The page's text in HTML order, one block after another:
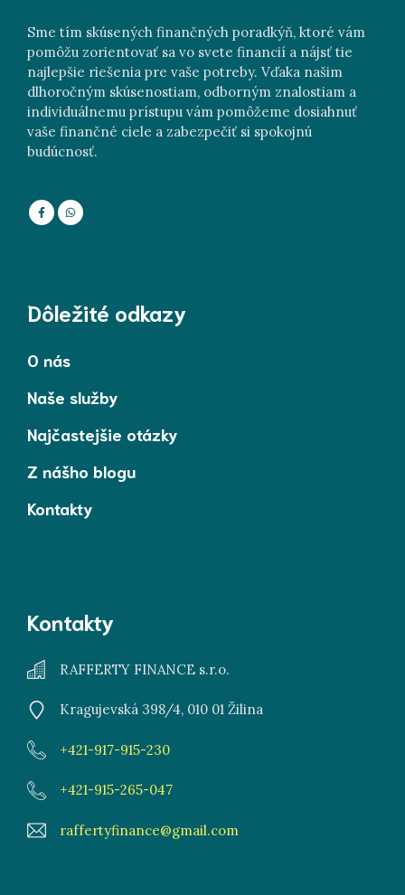
Sme tím skúsených finančných poradkýň, ktoré vám
pomôžu zorientovať sa vo svete financií a nájsť tie
najlepšie riešenia pre vaše potreby. Vďaka našim
dlhoročným skúsenostiam, odborným znalostiam a
individuálnemu prístupu vám pomôžeme dosiahnuť
vaše finančné ciele a zabezpečiť si spokojnú
budúcnosť.
Dôležité odkazy
O nás
Naše služby
Najčastejšie otázky
Z nášho blogu
Kontakty
Kontakty
RAFFERTY FINANCE s.r.o.
Kragujevská 398/4, 010 01 Žilina
+421-917-915-230
+421-915-265-047
raffertyfinance@gmail.com